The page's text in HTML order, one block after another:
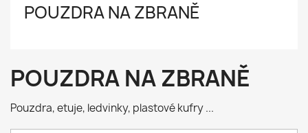
POUZDRA NA ZBRANĚ
POUZDRA NA ZBRANĚ
Pouzdra, etuje, ledvinky, plastové kufry ...